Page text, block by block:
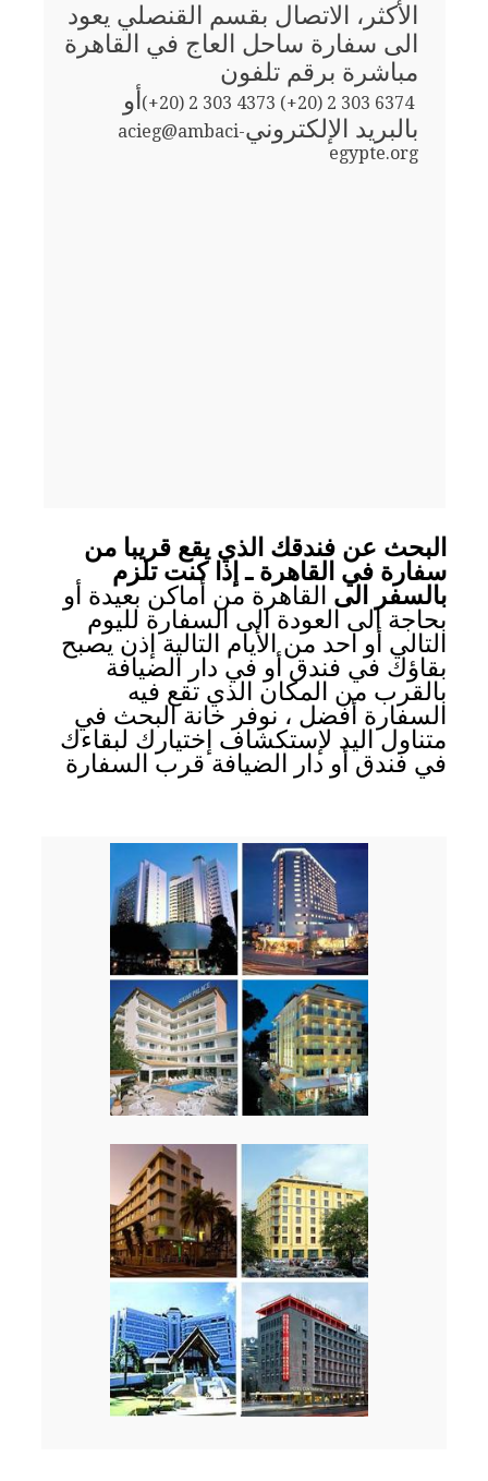
الأكثر، الاتصال بقسم القنصلي يعود
الى سفارة ساحل العاج في القاهرة
مباشرة برقم تلفون
(+20) 2 303 4373 (+20) 2 303 6374أو
بالبريد الإلكترونيacieg@ambaci-
egypte.org
البحث عن فندقك الذي يقع قريبا من
سفارة في القاهرة ـ إذا كنت تلزم
بالسفر الى القاهرة من أماكن بعيدة أو
بحاجة الى العودة الى السفارة لليوم
التالي أو احد من الأيام التالية إذن يصبح
بقاؤك في فندق أو في دار الضيافة
بالقرب من المكان الذي تقع فيه
السفارة أفضل ، نوفر خانة البحث في
متناول اليد لإستكشاف إختيارك لبقاءك
في فندق أو دار الضيافة قرب السفارة